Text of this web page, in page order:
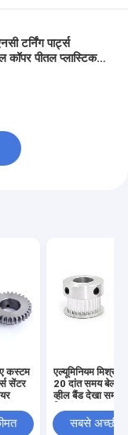
टर्निंग पार्ट्स
पीतल प्लास्टिक
कस्टम
सेंटर
एल्यूमिनियम मिश्र
20 दांत समय बेल्ट
व्हील बैंड देखा समय
सबसे अच्छी